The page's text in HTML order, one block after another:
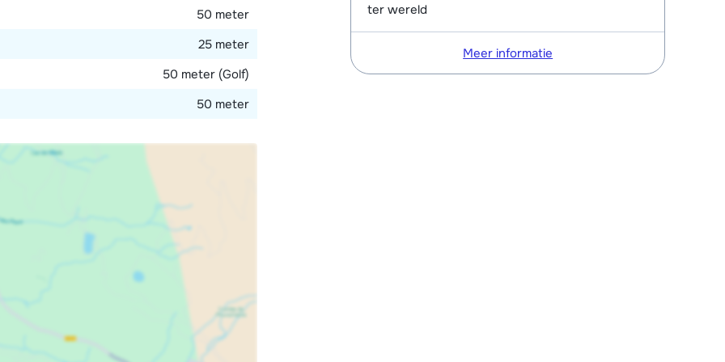
50 meter
25 meter
50 meter (Golf)
50 meter
ter wereld
Meer informatie